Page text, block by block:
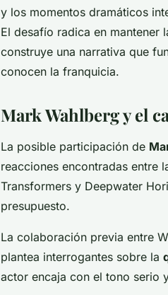
y los momentos dramáticos
El desafío radica en mantener
construye una narrativa que
conocen la franquicia.
Mark Wahlberg y el
La posible participación de
reacciones encontradas entre
Transformers y Deepwater
presupuesto.
La colaboración previa entre
plantea interrogantes sobre la
actor encaja con el tono serio